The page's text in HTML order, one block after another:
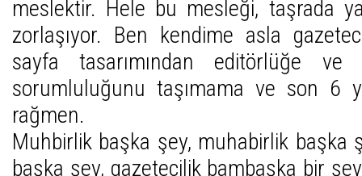
meslektir. Hele bu mesleği, taşrada
zorlaşıyor. Ben kendime asla
sayfa tasarımından editörlüğe ve
sorumluluğunu taşımama ve son 6
rağmen.
Muhbirlik başka şey, muhabirlik başka
başka şey, gazetecilik bambaşka bir